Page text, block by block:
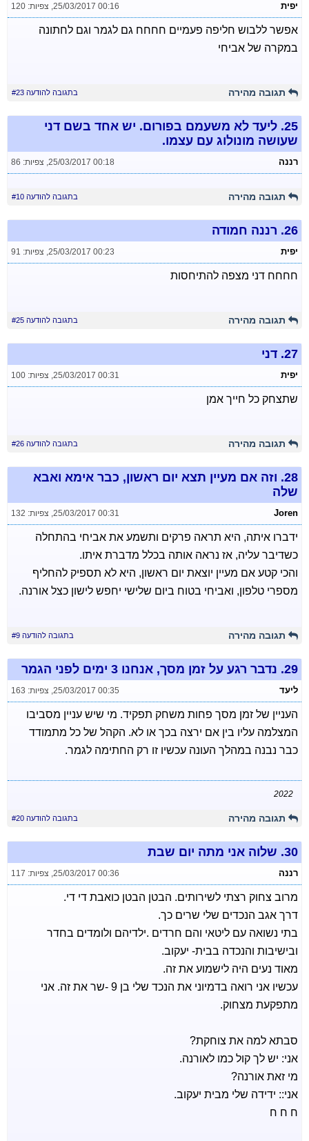
יפית 25/03/2017 00:16
, צפיות: 120
אפשר ללבוש חליפה פעמיים חחחח גם לגמר וגם לחתונה
במקרה של אביחי
תגובה מהירה בתגובה להודעה #23
25. ליעד לא משעמם בפורום. יש אחד בשם דני
שעושה מונולוג עם עצמו.
רננה 25/03/2017 00:18
, צפיות: 86
תגובה מהירה בתגובה להודעה #10
26. רננה חמודה
יפית 25/03/2017 00:23
, צפיות: 91
חחחח דני מצפה להתיחסות
תגובה מהירה בתגובה להודעה #25
27. דני
יפית 25/03/2017 00:31
, צפיות: 100
שתצחק כל חייך אמן
תגובה מהירה בתגובה להודעה #26
28. וזה אם מעיין תצא יום ראשון, כבר אימא ואבא
שלה
Joren
25/03/2017 00:31
, צפיות: 132
ידברו איתה, היא תראה פרקים ותשמע את אביחי בהתחלה
כשדיבר עליה, אז נראה אותה בכלל מדברת איתו.
והכי קטע אם מעיין יוצאת יום ראשון, היא לא תספיק להחליף
מספרי טלפון, ואביחי בטוח ביום שלישי יחפש לישון כצל אורנה.
תגובה מהירה בתגובה להודעה #9
29. נדבר רגע על זמן מסך, אנחנו 3 ימים לפני הגמר
ליעד 25/03/2017 00:35
, צפיות: 163
העניין של זמן מסך פחות משחק תפקיד. מי שיש עניין מסביבו
המצלמה עליו בין אם ירצה בכך או לא. הקהל של כל מתמודד
כבר נבנה במהלך העונה עכשיו זו רק החתימה לגמר.
2022
תגובה מהירה בתגובה להודעה #20
30. שלוה אני מתה יום שבת
רננה 25/03/2017 00:36
, צפיות: 117
מרוב צחוק רצתי לשירותים. הבטן הבטן כואבת די די.
דרך אגב הנכדים שלי שרים כך.
בתי נשואה עם ליטאי והם חרדים .ילדיהם ולומדים בחדר
ובישיבות והנכדה בבית- יעקוב.
מאוד נעים היה לישמוע את זה.
עכשיו אני רואה בדמיוני את הנכד שלי בן 9 -שר את זה. אני
מתפקעת מצחוק.
סבתא למה את צוחקת?
אני: יש לך קול כמו לאורנה.
מי זאת אורנה?
אני:: ידידה שלי מבית יעקוב.
ח ח ח